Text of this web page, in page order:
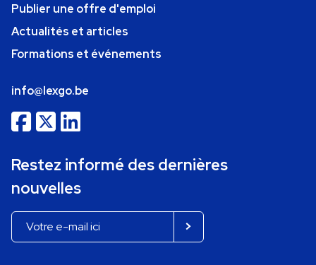
Publier une offre d'emploi
Actualités et articles
Formations et événements
info@lexgo.be
Restez informé des dernières
nouvelles